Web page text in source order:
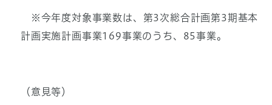
※今年度対象事業数は、第3次総合計画第3期基本
計画実施計画事業169事業のうち、85事業。
（意見等）